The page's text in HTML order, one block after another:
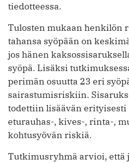
tiedotteessa.
Tulosten mukaan henkilön
tahansa syöpään on
jos hänen
syöpä. Lisäksi
perimän osuutta 23 eri
sairastumisriskiin.
todettiin lisäävän erityisesti
eturauhas-, kives-, rinta-,
kohtusyövän riskiä.
Tutkimusryhmä arvioi, että